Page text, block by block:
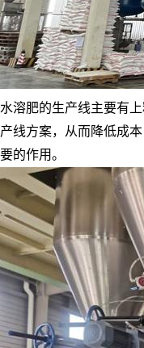
水溶肥的生产线主要有
产线方案，从而降低成
要的作用。